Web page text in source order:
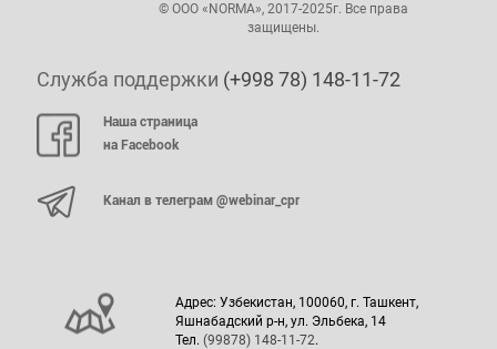
© ООО «NORMA», 2017-2025г. Все права
защищены.
Служба поддержки (+998 78) 148-11-72
Наша страница
на Facebook
Канал в телеграм @webinar_cpr
Адрес: Узбекистан, 100060, г. Ташкент,
Яшнабадский р-н, ул. Эльбека, 14
Тел. (99878) 148-11-72.